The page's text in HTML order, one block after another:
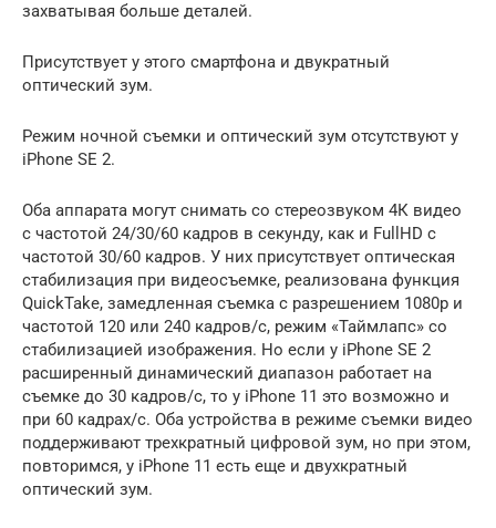
захватывая больше деталей.
Присутствует у этого смартфона и двукратный
оптический зум.
Режим ночной съемки и оптический зум отсутствуют у
iPhone SE 2.
Оба аппарата могут снимать со стереозвуком 4К видео
с частотой 24/30/60 кадров в секунду, как и FullHD с
частотой 30/60 кадров. У них присутствует оптическая
стабилизация при видеосъемке, реализована функция
QuickTake, замедленная съемка с разрешением 1080p и
частотой 120 или 240 кадров/с, режим «Таймлапс» со
стабилизацией изображения. Но если у iPhone SE 2
расширенный динамический диапазон работает на
съемке до 30 кадров/с, то у iPhone 11 это возможно и
при 60 кадрах/с. Оба устройства в режиме съемки видео
поддерживают трехкратный цифровой зум, но при этом,
повторимся, у iPhone 11 есть еще и двухкратный
оптический зум.